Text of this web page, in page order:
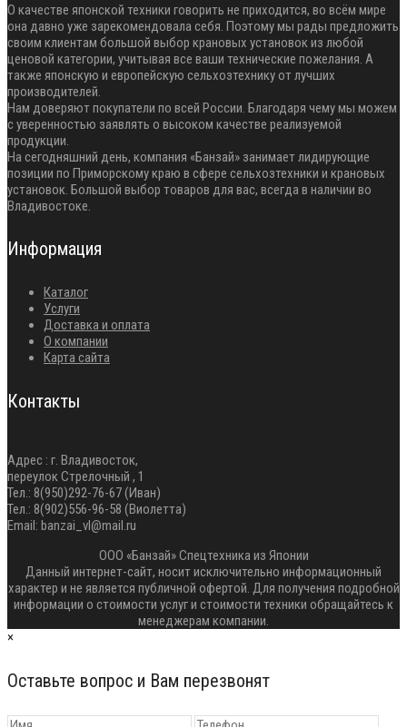
О качестве японской техники говорить не приходится, во всём мире
она давно уже зарекомендовала себя. Поэтому мы рады предложить
своим клиентам большой выбор крановых установок из любой
ценовой категории, учитывая все ваши технические пожелания. А
также японскую и европейскую сельхозтехнику от лучших
производителей.
Нам доверяют покупатели по всей России. Благодаря чему мы можем
с уверенностью заявлять о высоком качестве реализуемой
продукции.
На сегодняшний день, компания «Банзай» занимает лидирующие
позиции по Приморскому краю в сфере сельхозтехники и крановых
установок. Большой выбор товаров для вас, всегда в наличии во
Владивостоке.
Информация
Каталог
Услуги
Доставка и оплата
О компании
Карта сайта
Контакты
Адрес : г. Владивосток,
переулок Стрелочный , 1
Тел.: 8(950)292-76-67 (Иван)
Тел.: 8(902)556-96-58 (Виолетта)
Email: banzai_vl@mail.ru
ООО «Банзай» Спецтехника из Японии
Данный интернет-сайт, носит исключительно информационный
характер и не является публичной офертой. Для получения подробной
информации о стоимости услуг и стоимости техники обращайтесь к
менеджерам компании.
×
Оставьте вопрос и Вам перезвонят